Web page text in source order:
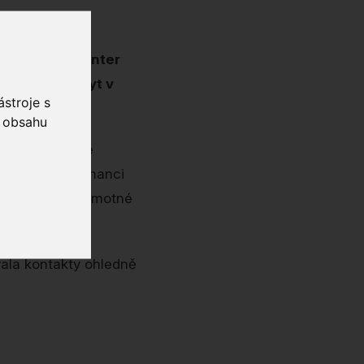
s
Českých center
pobyt v
umělecké
se zaměstnanci
propagaci samotné
kontakty ohledně